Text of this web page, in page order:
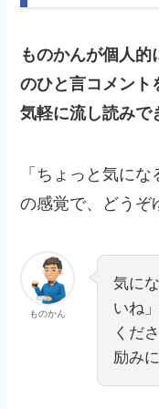
ものかんが個人的
のひと言コメント
気軽に流し読みで
「ちょっと気に
の感覚で、どうぞ
ものかん
気に
いね
くだ
励み